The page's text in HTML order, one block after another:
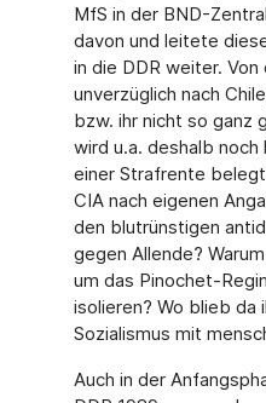
MfS in der BND-
davon und leitete
in die DDR weiter.
unverzüglich nach
bzw. ihr nicht so ganz
wird u.a. deshalb
einer Strafrente
CIA nach eigenen
den blutrünstigen
gegen Allende?
um das Pinochet-
isolieren? Wo blieb da
Sozialismus mit
Auch in der